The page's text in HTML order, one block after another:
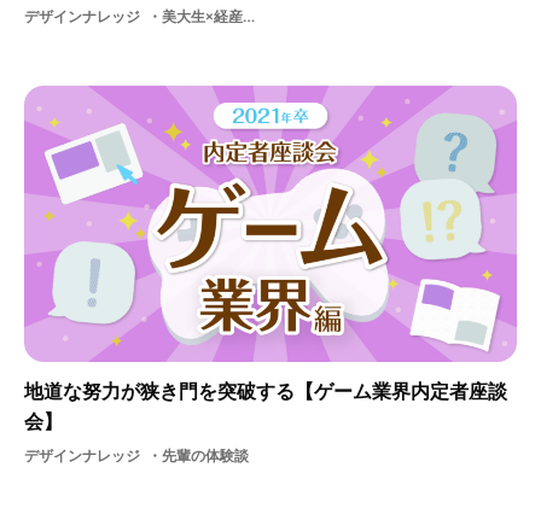
デザインナレッジ 美大生×経産省官僚
地道な努力が狭き門を突破する【ゲーム業界内定者座談
会】
デザインナレッジ 先輩の体験談